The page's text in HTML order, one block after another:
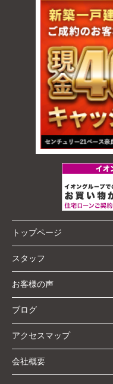
トップページ
スタッフ
お客様の声
ブログ
アクセスマップ
会社概要